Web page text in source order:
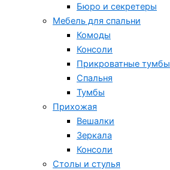
Бюро и секретеры
Мебель для спальни
Комоды
Консоли
Прикроватные тумбы
Спальня
Тумбы
Прихожая
Вешалки
Зеркала
Консоли
Столы и стулья